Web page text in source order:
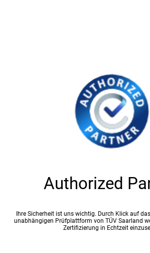
Authorized
Ihre Sicherheit ist uns wichtig. Durch Klick auf
unabhängigen Prüfplattform von TÜV Saarland
Zertifizierung in Echtzeit